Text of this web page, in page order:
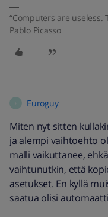
“Computers are useless.
Pablo Picasso
Euroguy
Miten nyt sitten
ja alempi vaihtoehto
malli vaikuttanee,
vaihtunutkin, että
asetukset. En kyllä
saatua olisi